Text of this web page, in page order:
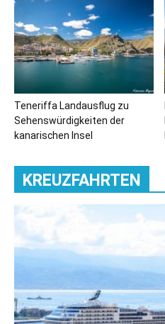
Teneriffa Landausflug zu
Sehenswürdigkeiten der
kanarischen Insel
KREUZFAHRTEN